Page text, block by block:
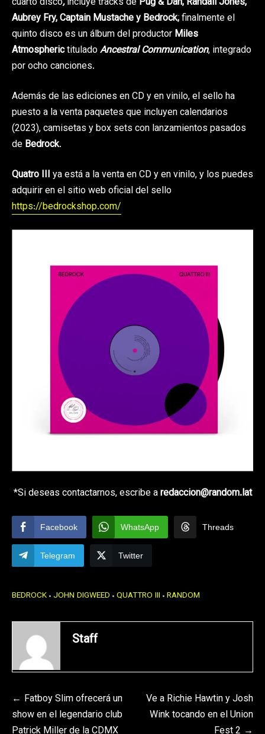
Aubrey Fry, Captain Mustache y Bedrock;finalmente el
quinto disco es un álbum del productor Miles
AtmospherictituladoAncestral Communication, integrado
por ocho canciones.
Además de las ediciones en CD y en vinilo, el sello ha
puesto a la venta paquetes que incluyen calendarios
(2023), camisetas y box sets con lanzamientos pasados
de Bedrock.
Quatro III ya está a la venta en CD y en vinilo, y los puedes
adquirir en el sitio web oficial del sello
https://bedrockshop.com/
*Si deseas contactarnos, escribe aredaccion@random.lat
Facebook WhatsApp Threads
Telegram Twitter
BEDROCK JOHN DIGWEED QUATTRO III RANDOM
Staff
Navegación
de
Fatboy Slim ofrecerá un
show en el legendario club
Ve a Richie Hawtin y Josh
Wink tocando en el Union